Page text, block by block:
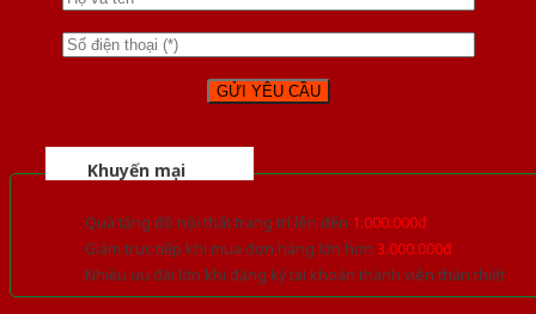
Khuyến mại
Quà tặng đồ nội thất trang trí lên đến 1.000.000đ
Giảm trực tiếp khi mua đơn hàng lớn hơn 3.000.000đ
Nhiều ưu đãi lớn khi đăng ký tài khoản thành viên thân thiết